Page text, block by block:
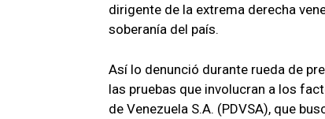
dirigente de la extrema derecha
soberanía del país.
Así lo denunció durante rueda de
las pruebas que involucran a los
de Venezuela S.A. (PDVSA), que